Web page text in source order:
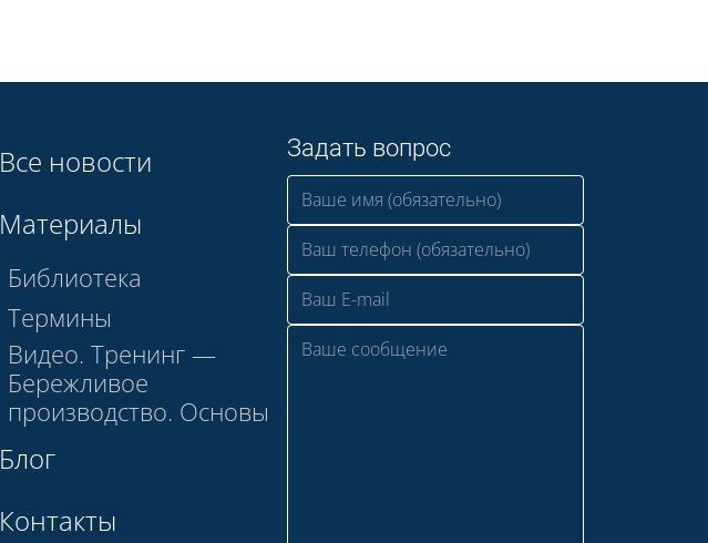
Все новости
Материалы
Библиотека
Термины
Видео. Тренинг —
Бережливое
производство. Основы
Блог
Контакты
Задать вопрос